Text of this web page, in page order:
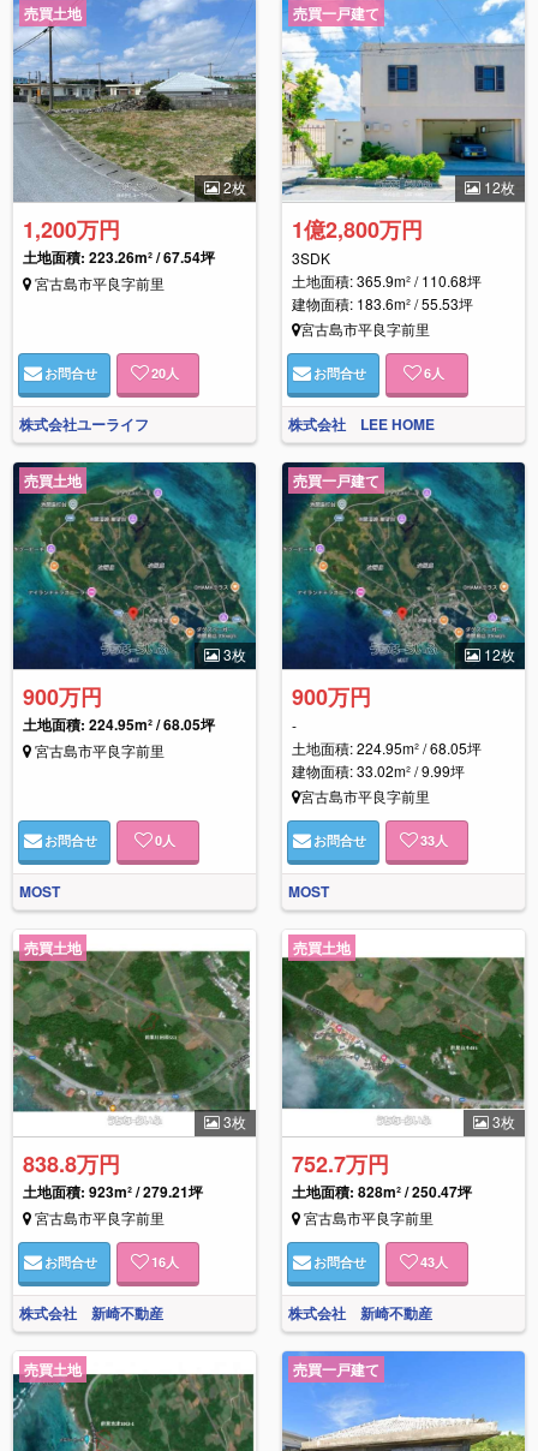
2枚
売買土地
1,200万円
土地面積: 223.26m² / 67.54坪
宮古島市平良字前里
お問合せ 20人
株式会社ユーライフ
12枚
売買一戸建て
1億2,800万円
3SDK
土地面積: 365.9m² / 110.68坪
建物面積: 183.6m² / 55.53坪
宮古島市平良字前里
お問合せ 6人
株式会社 LEE HOME
3枚
売買土地
900万円
土地面積: 224.95m² / 68.05坪
宮古島市平良字前里
お問合せ 0人
MOST
12枚
売買一戸建て
900万円
-
土地面積: 224.95m² / 68.05坪
建物面積: 33.02m² / 9.99坪
宮古島市平良字前里
お問合せ 33人
MOST
3枚
売買土地
838.8万円
土地面積: 923m² / 279.21坪
宮古島市平良字前里
お問合せ 16人
株式会社 新崎不動産
3枚
売買土地
752.7万円
土地面積: 828m² / 250.47坪
宮古島市平良字前里
お問合せ 43人
株式会社 新崎不動産
売買土地 売買一戸建て